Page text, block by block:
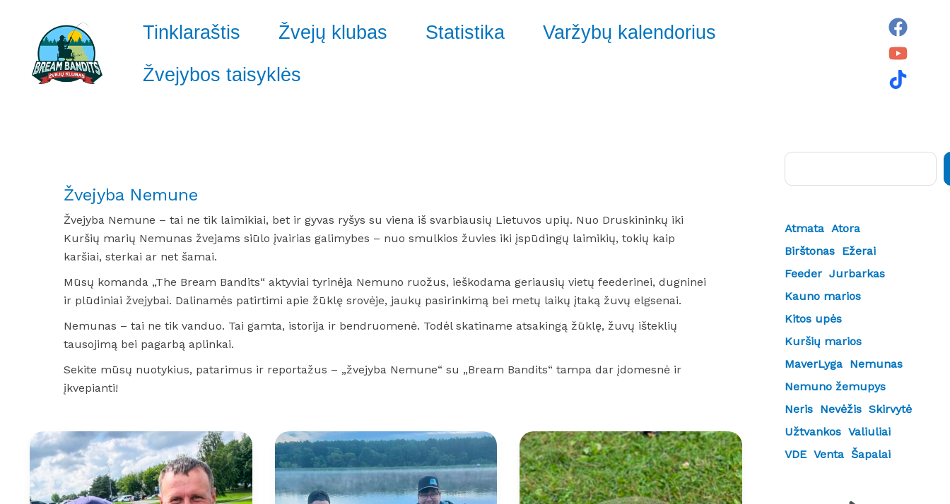
Tinklaraštis Žvejų klubas Statistika
Varžybų kalendorius
Žvejybos taisyklės
Žvejyba Nemune
Žvejyba Nemune – tai ne tik laimikiai, bet ir gyvas ryšys su viena iš svarbiausių Lietuvos upių. Nuo Druskininkų iki
Kuršių marių Nemunas žvejams siūlo įvairias galimybes – nuo smulkios žuvies iki įspūdingų laimikių, tokių kaip
karšiai, sterkai ar net šamai.
Mūsų komanda „The Bream Bandits“ aktyviai tyrinėja Nemuno ruožus, ieškodama geriausių vietų feederinei, dugninei
ir plūdiniai žvejybai. Dalinamės patirtimi apie žūklę srovėje, jaukų pasirinkimą bei metų laikų įtaką žuvų elgsenai.
Nemunas – tai ne tik vanduo. Tai gamta, istorija ir bendruomenė. Todėl skatiname atsakingą žūklę, žuvų išteklių
tausojimą bei pagarbą aplinkai.
Sekite mūsų nuotykius, patarimus ir reportažus – „žvejyba Nemune“ su „Bream Bandits“ tampa dar įdomesnė ir
įkvepianti!
Atmata Atora
Birštonas Ežerai
Feeder Jurbarkas
Kauno marios
Kitos upės
Kuršių marios
MaverLyga Nemunas
Nemuno žemupys
Neris Nevėžis Skirvytė
Užtvankos Valiuliai
VDE Venta Šapalai